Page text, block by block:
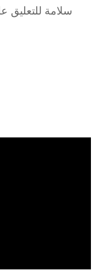
سلامة للتعليق